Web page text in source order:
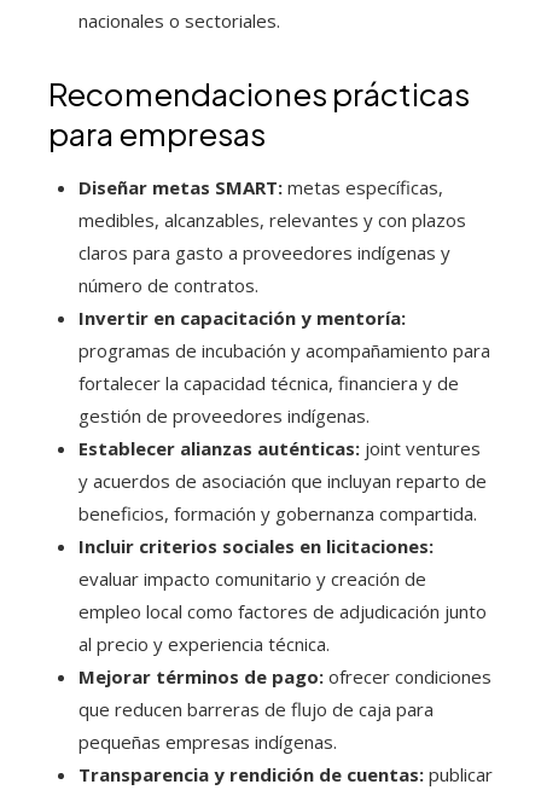
nacionales o sectoriales.
Recomendaciones prácticas
para empresas
Diseñar metas SMART: metas específicas,
medibles, alcanzables, relevantes y con plazos
claros para gasto a proveedores indígenas y
número de contratos.
Invertir en capacitación y mentoría:
programas de incubación y acompañamiento para
fortalecer la capacidad técnica, financiera y de
gestión de proveedores indígenas.
Establecer alianzas auténticas: joint ventures
y acuerdos de asociación que incluyan reparto de
beneficios, formación y gobernanza compartida.
Incluir criterios sociales en licitaciones:
evaluar impacto comunitario y creación de
empleo local como factores de adjudicación junto
al precio y experiencia técnica.
Mejorar términos de pago: ofrecer condiciones
que reducen barreras de flujo de caja para
pequeñas empresas indígenas.
Transparencia y rendición de cuentas: publicar